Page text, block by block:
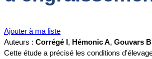
Ajouter à ma liste
Auteurs : Corrégé I, Hémonic A, Gouvars B
Cette étude a précisé les conditions